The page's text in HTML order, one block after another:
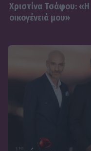
Χριστίνα Τσάφου: «Η
οικογένειά μου»